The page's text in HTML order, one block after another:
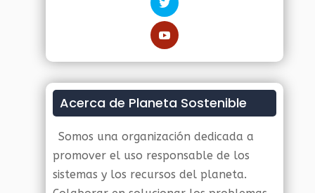
Acerca de Planeta Sostenible
Somos una organización dedicada a
promover el uso responsable de los
sistemas y los recursos del planeta.